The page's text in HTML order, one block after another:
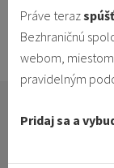
Redakcia
29.5.2017
viackrát
Práve teraz
Bezhraničnú
webom,
pravidelným
Pridaj sa a